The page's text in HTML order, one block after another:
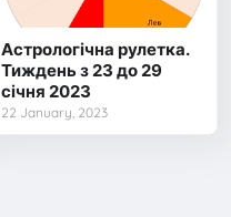
Астрологічна рулетка.
Тиждень з 23 до 29
січня 2023
22 January, 2023